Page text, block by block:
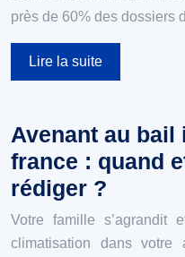
près de 60% des dossiers
Lire la suite
Avenant au bail
france : quand
rédiger ?
Votre famille s’agrandit
climatisation dans votre